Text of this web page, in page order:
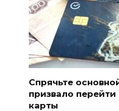
Спрячьте
призвало
карты